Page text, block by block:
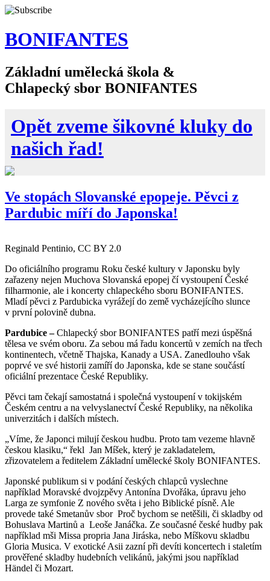
BONIFANTES
Základní umělecká škola &
Chlapecký sbor BONIFANTES
Opět zveme šikovné kluky do
našich řad!
Ve stopách Slovanské epopeje. Pěvci z
Pardubic míří do Japonska!
Reginald Pentinio, CC BY 2.0
Do oficiálního programu Roku české kultury v Japonsku byly
zařazeny nejen Muchova Slovanská epopej čí vystoupení České
filharmonie, ale i koncerty chlapeckého sboru BONIFANTES.
Mladí pěvci z Pardubicka vyrážejí do země vycházejícího slunce
v první polovině dubna.
Pardubice –Chlapecký sbor BONIFANTES patří mezi úspěšná
tělesa ve svém oboru. Za sebou má řadu koncertů v zemích na třech
kontinentech, včetně Thajska, Kanady a USA. Zanedlouho však
poprvé ve své historii zamíří do Japonska, kde se stane součástí
oficiální prezentace České Republiky.
Pěvci tam čekají samostatná i společná vystoupení v tokijském
Českém centru a na velvyslanectví České Republiky, na několika
univerzitách i dalších místech.
„Víme, že Japonci milují českou hudbu. Proto tam vezeme hlavně
českou klasiku,“ řekl Jan Míšek, který je zakladatelem,
zřizovatelem a ředitelem Základní umělecké školy BONIFANTES.
Japonské publikum si v podání českých chlapců vyslechne
například Moravské dvojzpěvy Antonína Dvořáka, úpravu jeho
Larga ze symfonie Z nového světa i jeho Biblické písně. Ale
provede také Smetanův sbor Proč bychom se netěšili, či skladby od
Bohuslava Martinů a Leoše Janáčka. Ze současné české hudby pak
například mši Missa propria Jana Jiráska, nebo Míškovu skladbu
Gloria Musica. V exotické Asii zazní při devíti koncertech i staletím
prověřené skladby hudebních velikánů, jakými jsou například
Händel či Mozart.